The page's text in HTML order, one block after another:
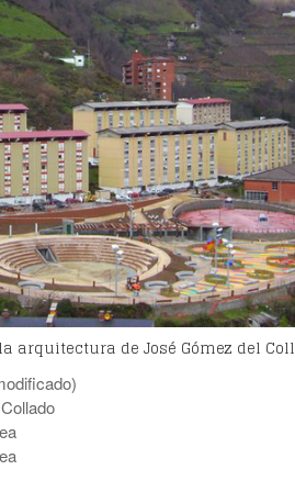
arquitectura de José Gómez del